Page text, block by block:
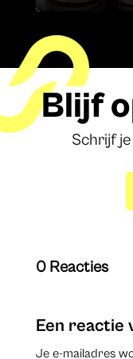
Blijf
Schrijf
0 Reacties
Een reactie
Je e-mailadres